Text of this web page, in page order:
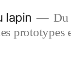
lapin
Du
prototypes